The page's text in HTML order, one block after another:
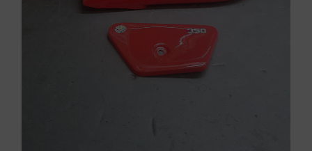
Pintar carenados de